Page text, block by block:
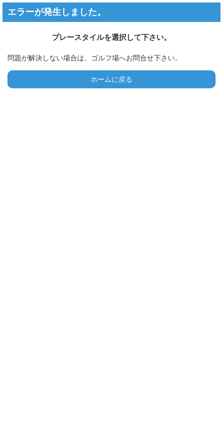
エラーが発生しました。
プレースタイルを選択して下さい。
問題が解決しない場合は、ゴルフ場へお問合せ下さい。
ホームに戻る